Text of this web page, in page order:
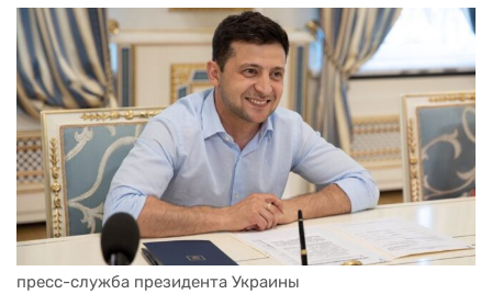
пресс-служба президента Украины